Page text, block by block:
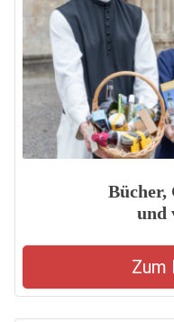
Bücher,
und
Zum